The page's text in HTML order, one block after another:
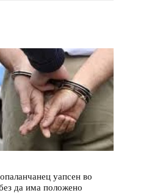
уапсен во
да има положено